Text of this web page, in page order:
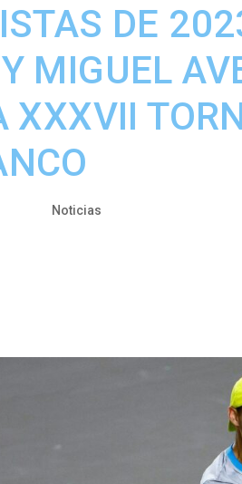
DE
MIGUEL
XXXVII
Noticias